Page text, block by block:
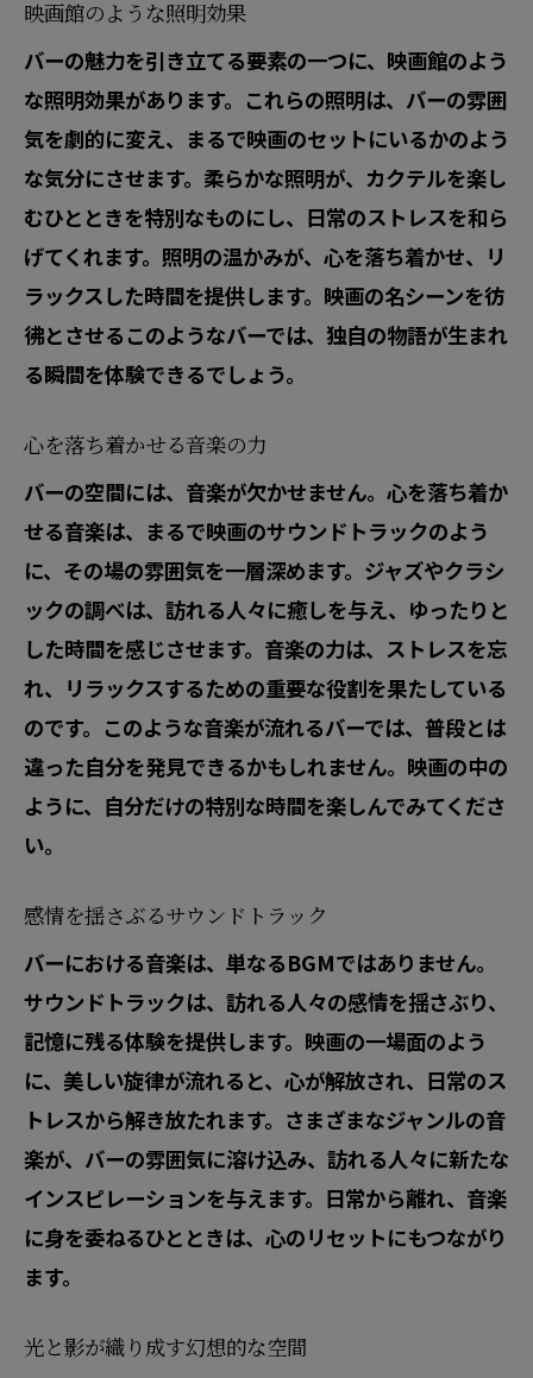
映画館のような照明効果
バーの魅力を引き立てる要素の一つに、映画館のよう
な照明効果があります。これらの照明は、バーの雰囲
気を劇的に変え、まるで映画のセットにいるかのよう
な気分にさせます。柔らかな照明が、カクテルを楽し
むひとときを特別なものにし、日常のストレスを和ら
げてくれます。照明の温かみが、心を落ち着かせ、リ
ラックスした時間を提供します。映画の名シーンを彷
彿とさせるこのようなバーでは、独自の物語が生まれ
る瞬間を体験できるでしょう。
心を落ち着かせる音楽の力
バーの空間には、音楽が欠かせません。心を落ち着か
せる音楽は、まるで映画のサウンドトラックのよう
に、その場の雰囲気を一層深めます。ジャズやクラシ
ックの調べは、訪れる人々に癒しを与え、ゆったりと
した時間を感じさせます。音楽の力は、ストレスを忘
れ、リラックスするための重要な役割を果たしている
のです。このような音楽が流れるバーでは、普段とは
違った自分を発見できるかもしれません。映画の中の
ように、自分だけの特別な時間を楽しんでみてくださ
い。
感情を揺さぶるサウンドトラック
バーにおける音楽は、単なるBGMではありません。
サウンドトラックは、訪れる人々の感情を揺さぶり、
記憶に残る体験を提供します。映画の一場面のよう
に、美しい旋律が流れると、心が解放され、日常のス
トレスから解き放たれます。さまざまなジャンルの音
楽が、バーの雰囲気に溶け込み、訪れる人々に新たな
インスピレーションを与えます。日常から離れ、音楽
に身を委ねるひとときは、心のリセットにもつながり
ます。
光と影が織り成す幻想的な空間